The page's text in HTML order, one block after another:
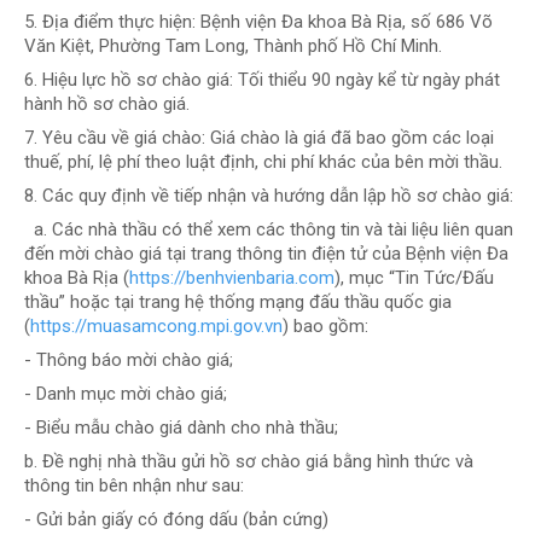
5. Địa điểm thực hiện: Bệnh viện Đa khoa Bà Rịa, số 686 Võ
Văn Kiệt, Phường Tam Long, Thành phố Hồ Chí Minh.
6. Hiệu lực hồ sơ chào giá: Tối thiểu 90 ngày kể từ ngày phát
hành hồ sơ chào giá.
7. Yêu cầu về giá chào: Giá chào là giá đã bao gồm các loại
thuế, phí, lệ phí theo luật định, chi phí khác của bên mời thầu.
8. Các quy định về tiếp nhận và hướng dẫn lập hồ sơ chào giá:
a. Các nhà thầu có thể xem các thông tin và tài liệu liên quan
đến mời chào giá tại trang thông tin điện tử của Bệnh viện Đa
khoa Bà Rịa (https://benhvienbaria.com), mục “Tin Tức/Đấu
thầu” hoặc tại trang hệ thống mạng đấu thầu quốc gia
(https://muasamcong.mpi.gov.vn) bao gồm:
- Thông báo mời chào giá;
- Danh mục mời chào giá;
- Biểu mẫu chào giá dành cho nhà thầu;
b. Đề nghị nhà thầu gửi hồ sơ chào giá bằng hình thức và
thông tin bên nhận như sau:
- Gửi bản giấy có đóng dấu (bản cứng)